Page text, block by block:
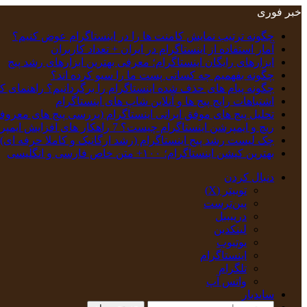
خبر فوری
چگونه ترتیب نمایش کامنت‌ ها را در اینستاگرام عوض کنیم؟
آمار استفاده از اینستاگرام در ایران + تعداد کاربران
ابزارهای رایگان اینستاگرام؛ معرفی بهترین ابزارهای رشد پیج
چگونه بفهمیم چه کسانی پست ما را سیو کرده اند؟
چگونه پیام‌ های حذف‌ شده اینستاگرام را برگردانیم؟ راهنمای
اشتباهات رایج پیج ها و آنلاین شاپ های اینستاگرام
تحلیل پیج‌ های موفق ایرانی اینستاگرام (بررسی پیج های
ریچ و ایمپرشن اینستاگرام چیست؟ 7 راهکار های افزایش ایمپرشن
چک‌ لیست رشد پیج اینستاگرام (رشد ارگانیک و کاملا حرفه ای)
بهترین کپشن‌ اینستاگرام؛ ۱۰۰+ متن خاص فارسی و انگلیسی
دنبال کردن
توییتر (X)
‫پین‌ترست
دریبببل
لینکدین
یوتیوب
اینستاگرام
تلگرام
واتس آپ
سایدبار